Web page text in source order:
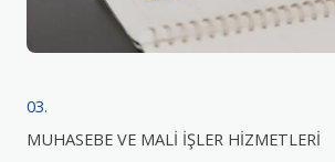
03.
MUHASEBE VE MALİ İŞLER HİZMETLERİ